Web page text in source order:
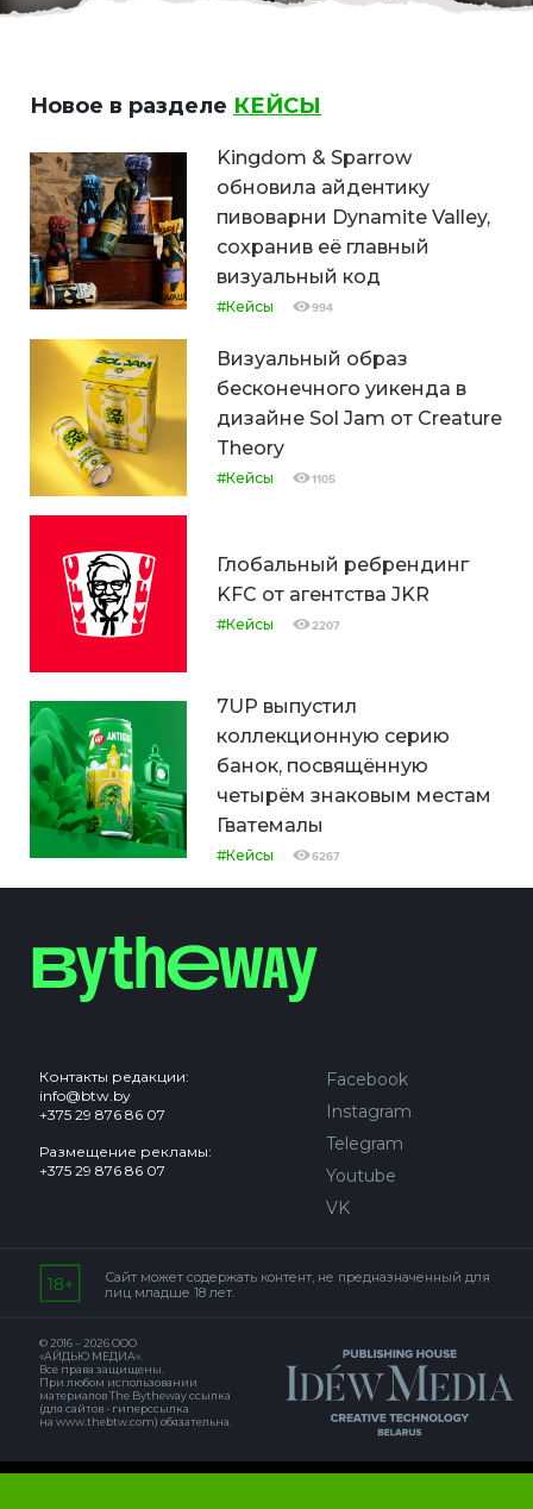
Новое в разделе КЕЙСЫ
Kingdom & Sparrow
обновила айдентику
пивоварни Dynamite Valley,
сохранив её главный
визуальный код
#Кейсы 994
Визуальный образ
бесконечного уикенда в
дизайне Sol Jam от Creature
Theory
#Кейсы 1105
Глобальный ребрендинг
KFC от агентства JKR
#Кейсы 2207
7UP выпустил
коллекционную серию
банок, посвящённую
четырём знаковым местам
Гватемалы
#Кейсы 6267
Контакты редакции:
info@btw.by
+375 29 876 86 07
Размещение рекламы:
+375 29 876 86 07
Facebook
Instagram
Telegram
Youtube
VK
Сайт может содержать контент, не предназначенный для
лиц младше 18 лет.
© 2016 – 2026 ООО
«АЙДЬЮ МЕДИА».
Все права защищены.
При любом использовании
материалов The Bytheway ссылка
(для сайтов - гиперссылка
на www.thebtw.com) обязательна.